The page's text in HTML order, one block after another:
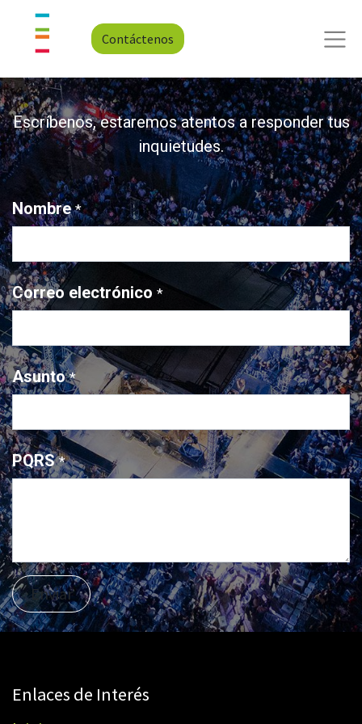
Contáctenos
Escríbenos, estaremos atentos a responder tus
inquietudes.
Nombre *
Correo electrónico *
Asunto *
PQRS *
Enviar
Enlaces de Interés